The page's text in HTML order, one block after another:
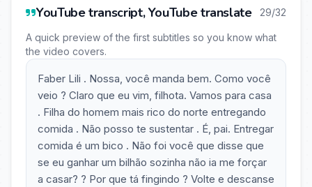
YouTube transcript, YouTube translate 29/32
A quick preview of the first subtitles so you know what
the video covers.
Faber Lili . Nossa, você manda bem. Como você
veio ? Claro que eu vim, filhota. Vamos para casa
. Filha do homem mais rico do norte entregando
comida . Não posso te sustentar . É, pai. Entregar
comida é um bico . Não foi você que disse que
se eu ganhar um bilhão sozinha não ia me forçar
a casar? ? Por que tá fingindo ? Volte e descanse